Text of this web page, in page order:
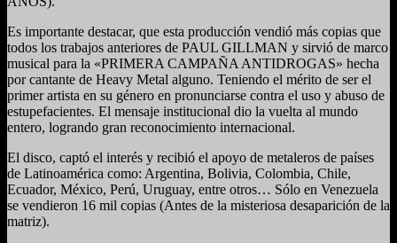
Es importante destacar, que esta producción vendió más copias que
todos los trabajos anteriores de PAUL GILLMAN y sirvió de marco
musical para la «PRIMERA CAMPAÑA ANTIDROGAS» hecha
por cantante de Heavy Metal alguno. Teniendo el mérito de ser el
primer artista en su género en pronunciarse contra el uso y abuso de
estupefacientes. El mensaje institucional dio la vuelta al mundo
entero, logrando gran reconocimiento internacional.
El disco, captó el interés y recibió el apoyo de metaleros de países
de Latinoamérica como: Argentina, Bolivia, Colombia, Chile,
Ecuador, México, Perú, Uruguay, entre otros… Sólo en Venezuela
se vendieron 16 mil copias (Antes de la misteriosa desaparición de la
matriz).